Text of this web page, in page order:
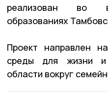
реализован во
образованиях
Проект направлен
среды для жизни и
области вокруг